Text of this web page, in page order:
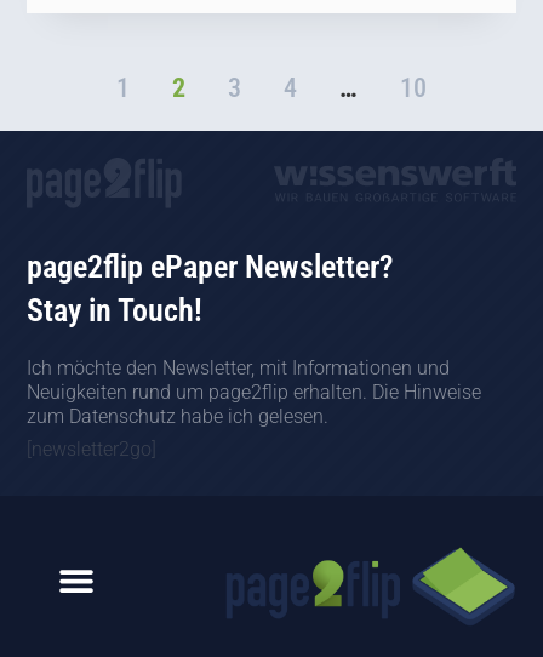
1 2 3 4 … 10
page2flip ePaper Newsletter?
Stay in Touch!
Ich möchte den Newsletter, mit Informationen und
Neuigkeiten rund um page2flip erhalten. Die Hinweise
zum Datenschutz habe ich gelesen.
[newsletter2go]